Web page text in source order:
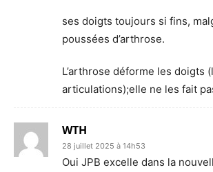
ses doigts toujours si fins,
poussées d’arthrose.
L’arthrose déforme les doigts
articulations);elle ne les fait
WTH
28 juillet 2025 à 14h53
Oui JPB excelle dans la